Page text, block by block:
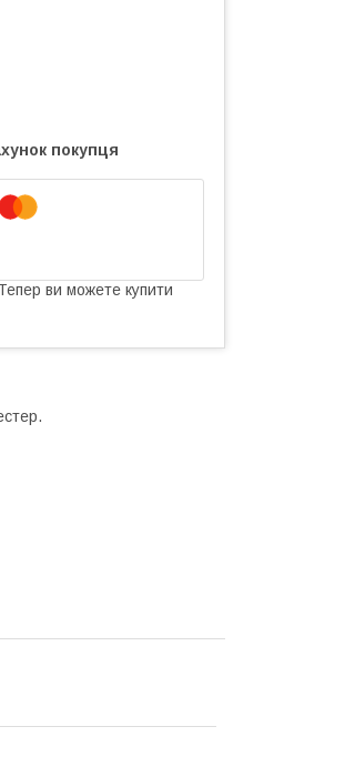
покупця
ви можете купити